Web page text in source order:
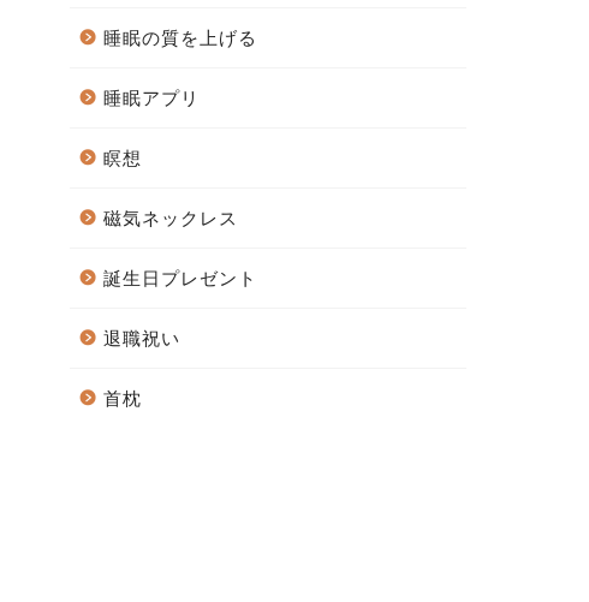
睡眠の質を上げる
睡眠アプリ
瞑想
磁気ネックレス
誕生日プレゼント
退職祝い
首枕